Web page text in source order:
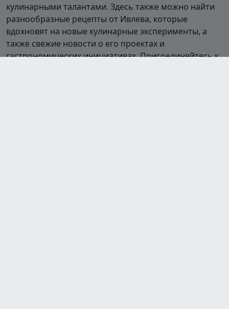
кулинарными талантами. Здесь также можно найти
разнообразные рецепты от Ивлева, которые
вдохновят на новые кулинарные эксперименты, а
также свежие новости о его проектах и
гастрономических инициативах. Присоединяйтесь к